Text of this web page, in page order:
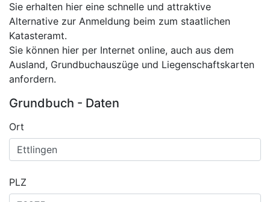
Sie erhalten hier eine schnelle und attraktive
Alternative zur Anmeldung beim zum staatlichen
Katasteramt.
Sie können hier per Internet online, auch aus dem
Ausland, Grundbuchauszüge und Liegenschaftskarten
anfordern.
Grundbuch - Daten
Ort
PLZ